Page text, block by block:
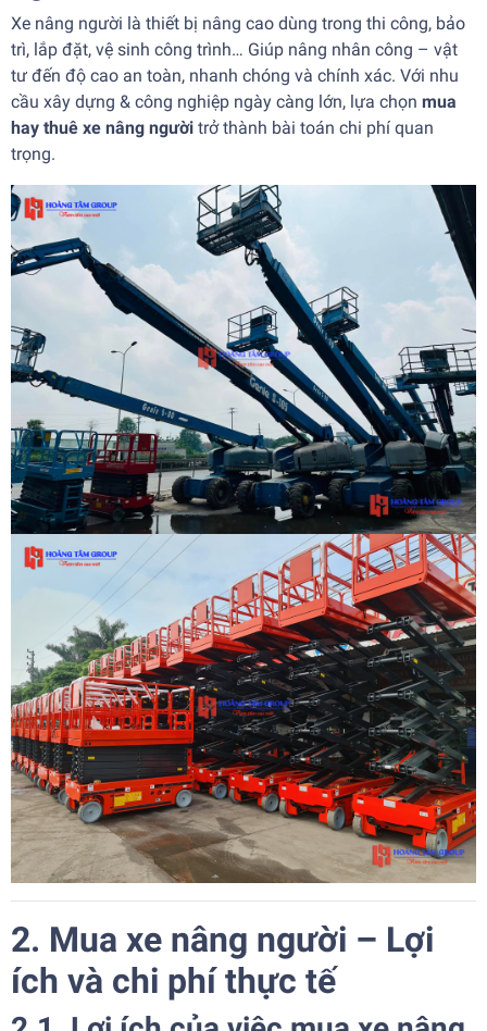
Xe nâng người là thiết bị nâng cao dùng trong thi công, bảo
trì, lắp đặt, vệ sinh công trình… Giúp nâng nhân công – vật
tư đến độ cao an toàn, nhanh chóng và chính xác. Với nhu
cầu xây dựng & công nghiệp ngày càng lớn, lựa chọn mua
hay thuê xe nâng người trở thành bài toán chi phí quan
trọng.
2. Mua xe nâng người – Lợi
ích và chi phí thực tế